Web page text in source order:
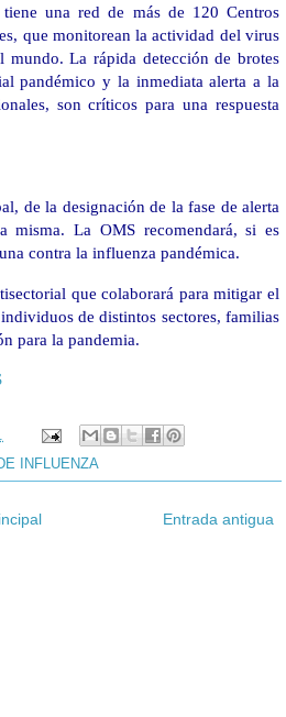
una red de más de 120 Centros
que monitorean la actividad del virus
La rápida detección de brotes
pandémico y la inmediata alerta a la
son críticos para una respuesta
de la designación de la fase de alerta
La OMS recomendará, si es
contra la influenza pandémica.
que colaborará para mitigar el
de distintos sectores, familias
para la pandemia.
INFLUENZA
Entrada antigua